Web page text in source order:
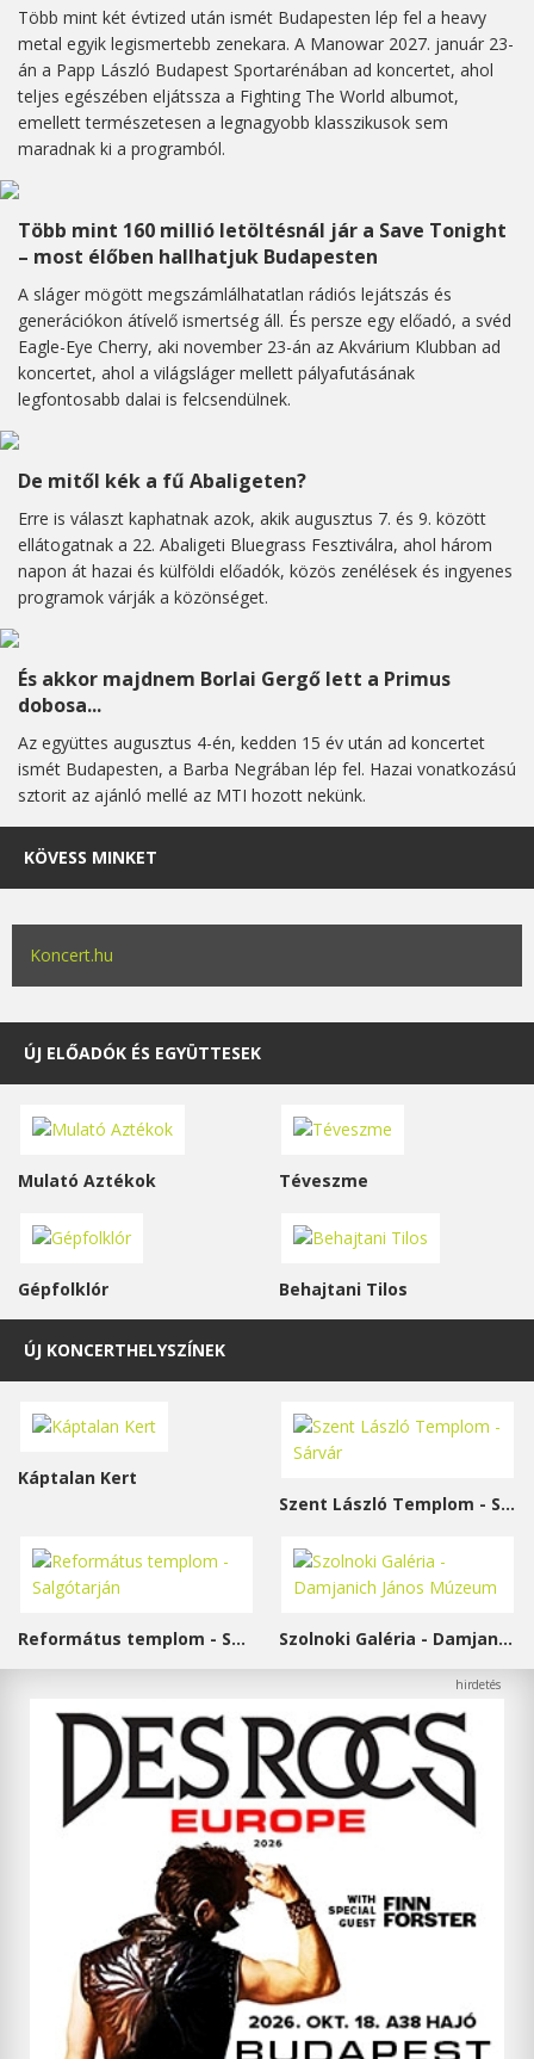
Több mint két évtized után ismét Budapesten lép fel a heavy
metal egyik legismertebb zenekara. A Manowar 2027. január 23-
án a Papp László Budapest Sportarénában ad koncertet, ahol
teljes egészében eljátssza a Fighting The World albumot,
emellett természetesen a legnagyobb klasszikusok sem
maradnak ki a programból.
Több mint 160 millió letöltésnál jár a Save Tonight
– most élőben hallhatjuk Budapesten
A sláger mögött megszámlálhatatlan rádiós lejátszás és
generációkon átívelő ismertség áll. És persze egy előadó, a svéd
Eagle-Eye Cherry, aki november 23-án az Akvárium Klubban ad
koncertet, ahol a világsláger mellett pályafutásának
legfontosabb dalai is felcsendülnek.
De mitől kék a fű Abaligeten?
Erre is választ kaphatnak azok, akik augusztus 7. és 9. között
ellátogatnak a 22. Abaligeti Bluegrass Fesztiválra, ahol három
napon át hazai és külföldi előadók, közös zenélések és ingyenes
programok várják a közönséget.
És akkor majdnem Borlai Gergő lett a Primus
dobosa...
Az együttes augusztus 4-én, kedden 15 év után ad koncertet
ismét Budapesten, a Barba Negrában lép fel. Hazai vonatkozású
sztorit az ajánló mellé az MTI hozott nekünk.
KÖVESS MINKET
Koncert.hu
ÚJ ELŐADÓK ÉS EGYÜTTESEK
Mulató Aztékok Téveszme
Gépfolklór Behajtani Tilos
ÚJ KONCERTHELYSZÍNEK
Káptalan Kert
Szent László Templom - Sárvár
Református templom - Salgótarján Szolnoki Galéria - Damjanich János Múzeum